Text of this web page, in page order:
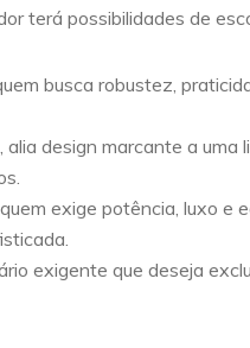
terá possibilidades de
busca robustez,
alia design marcante a
exige potência, luxo e
exigente que deseja